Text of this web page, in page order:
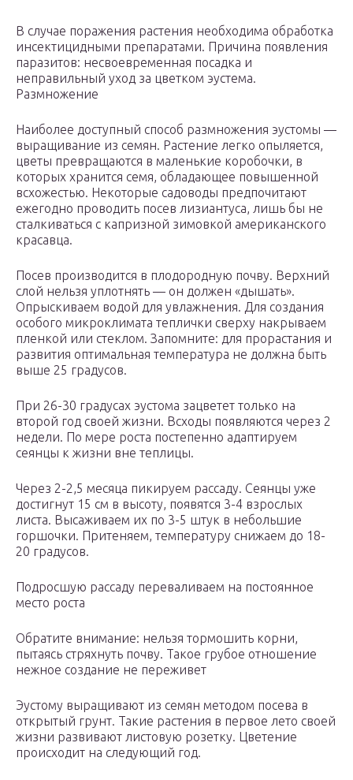
В случае поражения растения необходима обработка
инсектицидными препаратами. Причина появления
паразитов: несвоевременная посадка и
неправильный уход за цветком эустема.
Размножение
Наиболее доступный способ размножения эустомы —
выращивание из семян. Растение легко опыляется,
цветы превращаются в маленькие коробочки, в
которых хранится семя, обладающее повышенной
всхожестью. Некоторые садоводы предпочитают
ежегодно проводить посев лизиантуса, лишь бы не
сталкиваться с капризной зимовкой американского
красавца.
Посев производится в плодородную почву. Верхний
слой нельзя уплотнять — он должен «дышать».
Опрыскиваем водой для увлажнения. Для создания
особого микроклимата теплички сверху накрываем
пленкой или стеклом. Запомните: для прорастания и
развития оптимальная температура не должна быть
выше 25 градусов.
При 26-30 градусах эустома зацветет только на
второй год своей жизни. Всходы появляются через 2
недели. По мере роста постепенно адаптируем
сеянцы к жизни вне теплицы.
Через 2-2,5 месяца пикируем рассаду. Сеянцы уже
достигнут 15 см в высоту, появятся 3-4 взрослых
листа. Высаживаем их по 3-5 штук в небольшие
горшочки. Притеняем, температуру снижаем до 18-
20 градусов.
Подросшую рассаду переваливаем на постоянное
место роста
Обратите внимание: нельзя тормошить корни,
пытаясь стряхнуть почву. Такое грубое отношение
нежное создание не переживет
Эустому выращивают из семян методом посева в
открытый грунт. Такие растения в первое лето своей
жизни развивают листовую розетку. Цветение
происходит на следующий год.